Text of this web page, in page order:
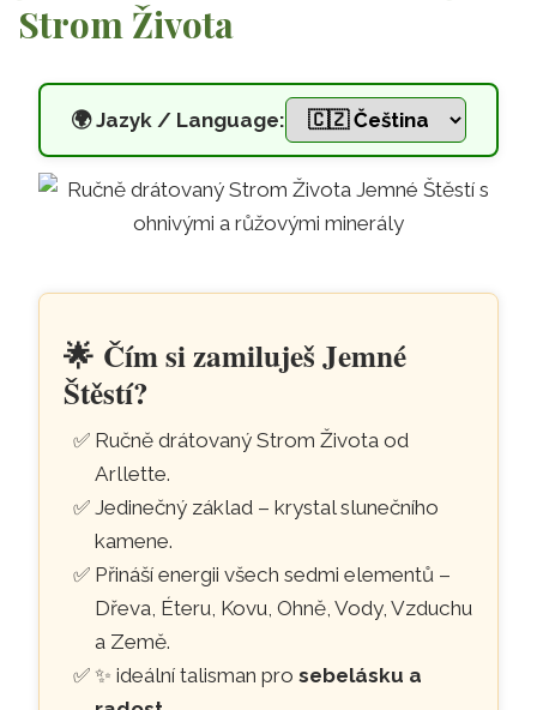
Strom Života
🌍Jazyk / Language:
Přeskočit na hlavní obsah
Strom Života jménem Jemné
🌟 Čím si zamiluješ Jemné
Štěstí?
Ručně drátovaný Strom Života od
Arllette.
Jedinečný základ – krystal slunečního
kamene.
Přináší energii všech sedmi elementů –
Dřeva, Éteru, Kovu, Ohně, Vody, Vzduchu
a Země.
✨ ideální talisman pro sebelásku a